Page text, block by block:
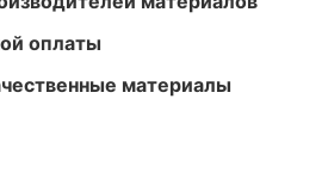
оплаты
материалы